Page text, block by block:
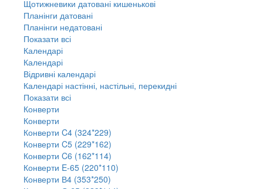
Щотижневики датовані кишенькові
Планінги датовані
Планінги недатовані
Показати всі
Календарі
Календарі
Відривні календарі
Календарі настінні, настільні, перекидні
Показати всі
Конверти
Конверти
Конверти C4 (324*229)
Конверти C5 (229*162)
Конверти C6 (162*114)
Конверти E-65 (220*110)
Конверти В4 (353*250)